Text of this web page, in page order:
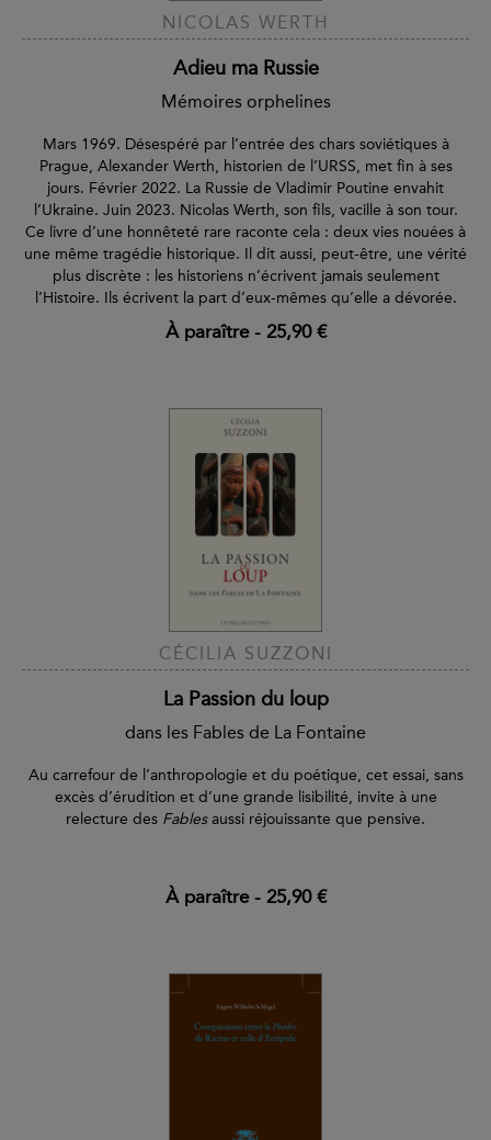
NICOLAS WERTH
Adieu ma Russie
Mémoires orphelines
Mars 1969. Désespéré par l’entrée des chars soviétiques à
Prague, Alexander Werth, historien de l’URSS, met fin à ses
jours. Février 2022. La Russie de Vladimir Poutine envahit
l’Ukraine. Juin 2023. Nicolas Werth, son fils, vacille à son tour.
Ce livre d’une honnêteté rare raconte cela : deux vies nouées à
une même tragédie historique. Il dit aussi, peut-être, une vérité
plus discrète : les historiens n’écrivent jamais seulement
l’Histoire. Ils écrivent la part d’eux-mêmes qu’elle a dévorée.
À paraître- 25,90 €
CÉCILIA SUZZONI
La Passion du loup
dans les Fables de La Fontaine
Au carrefour de l’anthropologie et du poétique, cet essai, sans
excès d’érudition et d’une grande lisibilité, invite à une
relecture des Fablesaussi réjouissante que pensive.
À paraître- 25,90 €